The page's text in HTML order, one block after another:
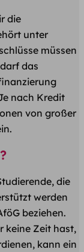
die
unter
müssen
das
nach Kredit
von großer
die
werden
beziehen.
keine Zeit hast,
kann ein